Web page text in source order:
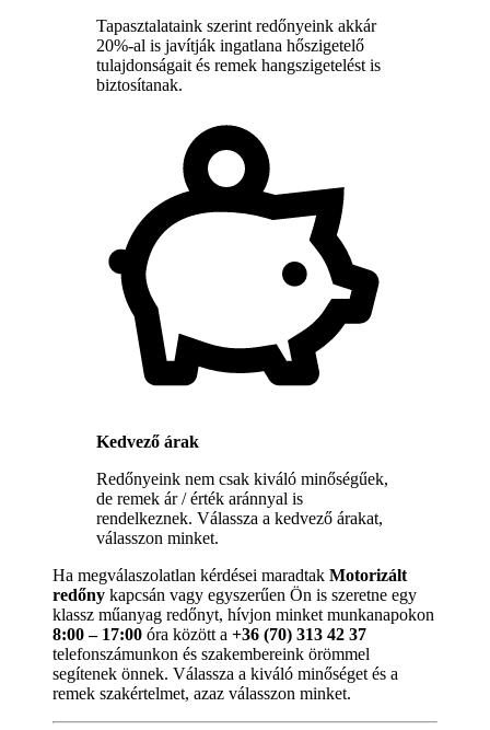
Tapasztalataink szerint redőnyeink akkár
20%-al is javítják ingatlana hőszigetelő
tulajdonságait és remek hangszigetelést is
biztosítanak.
Kedvező árak
Redőnyeink nem csak kiváló minőségűek,
de remek ár / érték aránnyal is
rendelkeznek. Válassza a kedvező árakat,
válasszon minket.
Ha megválaszolatlan kérdései maradtak Motorizált
redőny kapcsán vagy egyszerűen Ön is szeretne egy
klassz műanyag redőnyt, hívjon minket munkanapokon
8:00 – 17:00 óra között a +36 (70) 313 42 37
telefonszámunkon és szakembereink örömmel
segítenek önnek. Válassza a kiváló minőséget és a
remek szakértelmet, azaz válasszon minket.